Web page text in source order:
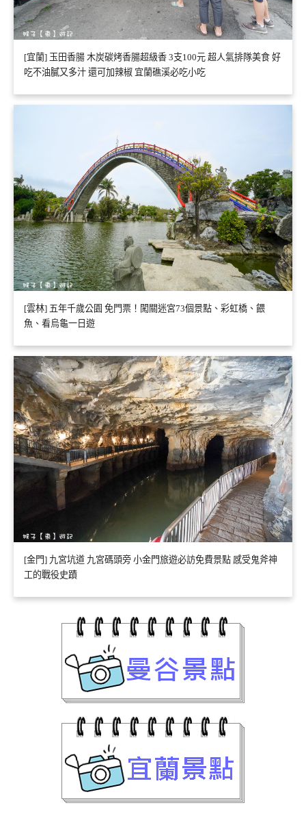
[宜蘭] 玉田香腸 木炭碳烤香腸超級香 3支100元 超人氣排隊美食 好
吃不油膩又多汁 還可加辣椒 宜蘭礁溪必吃小吃
[雲林] 五年千歲公園 免門票！闖關迷宮73個景點、彩虹橋、餵
魚、看烏龜一日遊
[金門] 九宮坑道 九宮碼頭旁 小金門旅遊必訪免費景點 感受鬼斧神
工的戰役史蹟